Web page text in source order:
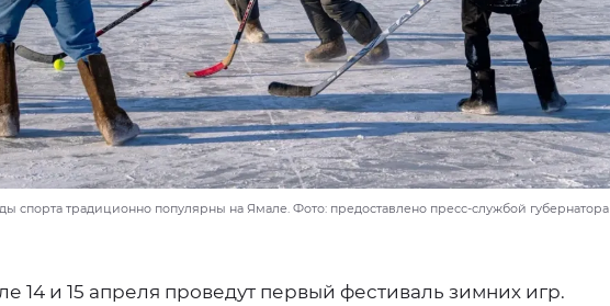
спорта традиционно популярны на Ямале. Фото: предоставлено пресс-службой губернатора
14 и 15 апреля проведут первый фестиваль зимних игр.